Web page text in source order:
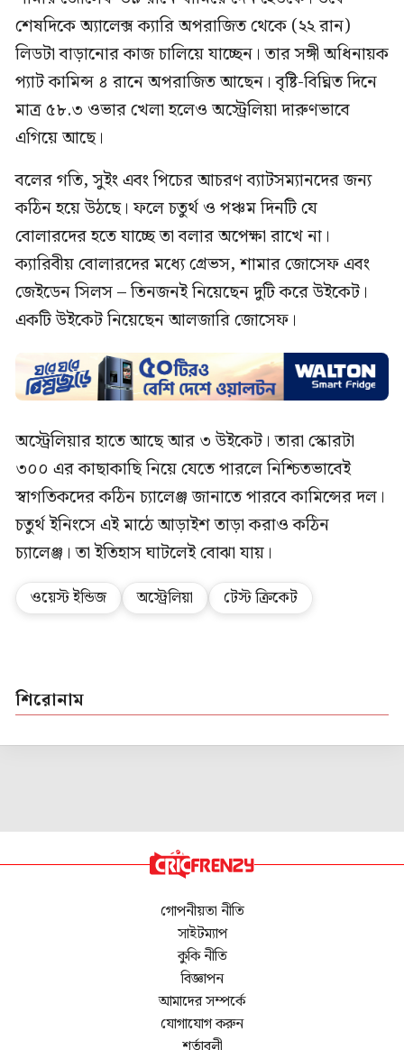
শেষদিকে অ্যালেক্স ক্যারি অপরাজিত থেকে (২২ রান)
লিডটা বাড়ানোর কাজ চালিয়ে যাচ্ছেন। তার সঙ্গী অধিনায়ক
প্যাট কামিন্স ৪ রানে অপরাজিত আছেন। বৃষ্টি-বিঘ্নিত দিনে
মাত্র ৫৮.৩ ওভার খেলা হলেও অস্ট্রেলিয়া দারুণভাবে
এগিয়ে আছে।
বলের গতি, সুইং এবং পিচের আচরণ ব্যাটসম্যানদের জন্য
কঠিন হয়ে উঠছে। ফলে চতুর্থ ও পঞ্চম দিনটি যে
বোলারদের হতে যাচ্ছে তা বলার অপেক্ষা রাখে না।
ক্যারিবীয় বোলারদের মধ্যে গ্রেভস, শামার জোসেফ এবং
জেইডেন সিলস – তিনজনই নিয়েছেন দুটি করে উইকেট।
একটি উইকেট নিয়েছেন আলজারি জোসেফ।
অস্ট্রেলিয়ার হাতে আছে আর ৩ উইকেট। তারা স্কোরটা
৩০০ এর কাছাকাছি নিয়ে যেতে পারলে নিশ্চিতভাবেই
স্বাগতিকদের কঠিন চ্যালেঞ্জ জানাতে পারবে কামিন্সের দল।
চতুর্থ ইনিংসে এই মাঠে আড়াইশ তাড়া করাও কঠিন
চ্যালেঞ্জ। তা ইতিহাস ঘাটলেই বোঝা যায়।
ওয়েস্ট ইন্ডিজ অস্ট্রেলিয়া টেস্ট ক্রিকেট
শিরোনাম
গোপনীয়তা নীতি
সাইটম্যাপ
কুকি নীতি
বিজ্ঞাপন
আমাদের সম্পর্কে
যোগাযোগ করুন